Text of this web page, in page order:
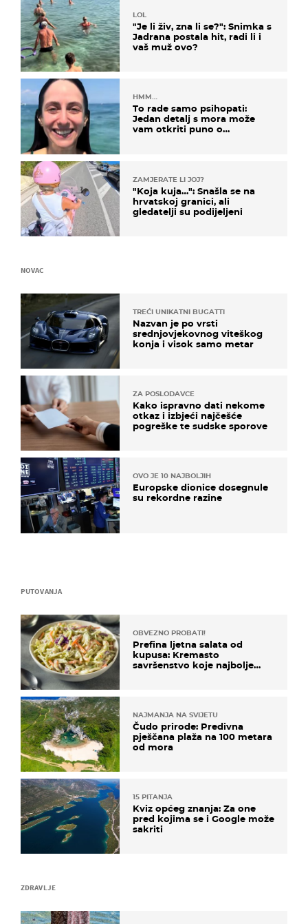
ZDRAVLJE
LOL
"Je li živ, zna li se?": Snimka s
Jadrana postala hit, radi li i
vaš muž ovo?
HMM…
To rade samo psihopati:
Jedan detalj s mora može
vam otkriti puno o
ZAMJERATE LI JOJ?
"Koja kuja…": Snašla se na
hrvatskoj granici, ali
gledatelji su podijeljeni
PUTOVANJA
OBVEZNO PROBATI!
Prefina ljetna salata od
kupusa: Kremasto
savršenstvo koje najbolje
NAJMANJA NA SVIJETU
Čudo prirode: Predivna
pješčana plaža na 100 metara
od mora
15 PITANJA
Kviz općeg znanja: Za one
pred kojima se i Google može
sakriti
NOVAC
TREĆI UNIKATNI BUGATTI
Nazvan je po vrsti
srednjovjekovnog viteškog
konja i visok samo metar
ZA POSLODAVCE
Kako ispravno dati nekome
otkaz i izbjeći najčešće
pogreške te sudske sporove
OVO JE 10 NAJBOLJIH
Europske dionice dosegnule
su rekordne razine